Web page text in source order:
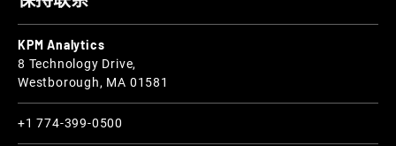
KPM Analytics
8 Technology Drive,
Westborough, MA 01581
+1 774-399-0500